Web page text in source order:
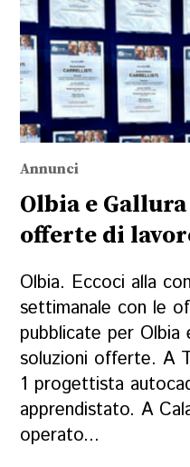
Annunci
Olbia e
offerte di
Olbia. Eccoci alla
settimanale con le
pubblicate per Olbia
soluzioni offerte. A
1 progettista
apprendistato. A
operato...